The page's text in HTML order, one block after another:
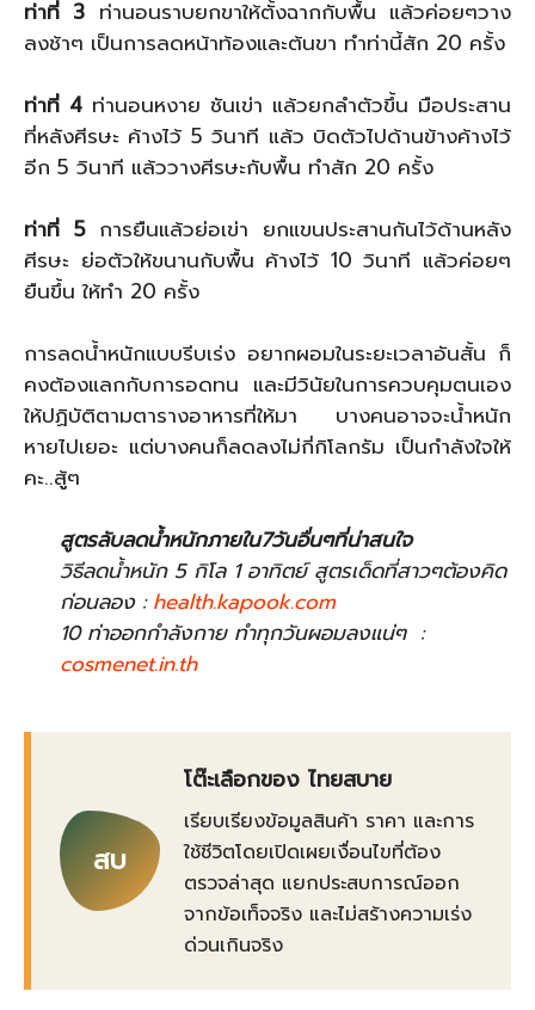
ท่าที่ 3 ท่านอนราบยกขาให้ตั้งฉากกับพื้น แล้วค่อยๆวาง
ลงช้าๆ เป็นการลดหน้าท้องและต้นขา ทำท่านี้สัก 20 ครั้ง
ท่าที่ 4 ท่านอนหงาย ชันเข่า แล้วยกลำตัวขึ้น มือประสาน
ที่หลังศีรษะ ค้างไว้ 5 วินาที แล้ว บิดตัวไปด้านข้างค้างไว้
อีก 5 วินาที แล้ววางศีรษะกับพื้น ทำสัก 20 ครั้ง
ท่าที่ 5การยืนแล้วย่อเข่า ยกแขนประสานกันไว้ด้านหลัง
ศีรษะ ย่อตัวให้ขนานกับพื้น ค้างไว้ 10 วินาที แล้วค่อยๆ
ยืนขึ้น ให้ทำ 20 ครั้ง
การลดน้ำหนักแบบรีบเร่ง อยากผอมในระยะเวลาอันสั้น ก็
คงต้องแลกกับการอดทน และมีวินัยในการควบคุมตนเอง
ให้ปฏิบัติตามตารางอาหารที่ให้มา บางคนอาจจะน้ำหนัก
หายไปเยอะ แต่บางคนก็ลดลงไม่กี่กิโลกรัม เป็นกำลังใจให้
คะ..สู้ๆ
สูตรลับลดน้ำหนักภายใน7วันอื่นๆที่น่าสนใจ
วิธีลดน้ำหนัก 5 กิโล 1 อาทิตย์ สูตรเด็ดที่สาวๆต้องคิด
ก่อนลอง :health.kapook.com
10 ท่าออกกำลังกาย ทำทุกวันผอมลงแน่ๆ :
cosmenet.in.th
สบ
โต๊ะเลือกของ ไทยสบาย
เรียบเรียงข้อมูลสินค้า ราคา และการ
ใช้ชีวิตโดยเปิดเผยเงื่อนไขที่ต้อง
ตรวจล่าสุด แยกประสบการณ์ออก
จากข้อเท็จจริง และไม่สร้างความเร่ง
ด่วนเกินจริง